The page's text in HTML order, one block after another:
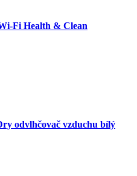
Fi Health & Clean
odvlhčovač vzduchu bílý